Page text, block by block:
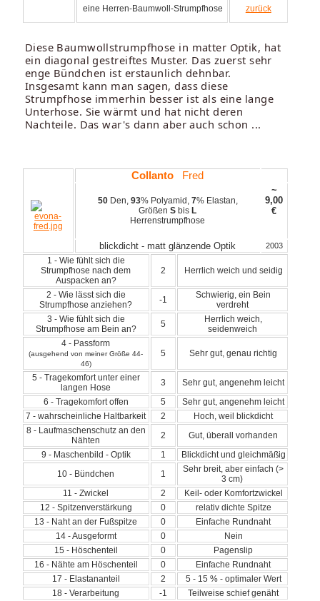
eine Herren-Baumwoll-Strumpfhose zurück
Diese Baumwollstrumpfhose in matter Optik, hat
ein diagonal gestreiftes Muster. Das zuerst sehr
enge Bündchen ist erstaunlich dehnbar.
Insgesamt kann man sagen, dass diese
Strumpfhose immerhin besser ist als eine lange
Unterhose. Sie wärmt und hat nicht deren
Nachteile. Das war's dann aber auch schon ...
Collanto Fred
50Den, 93% Polyamid, 7% Elastan,
GrößenS bisL
Herrenstrumpfhose
~
9,00
€
blickdicht - matt glänzende Optik 2003
1 - Wie fühlt sich die
Strumpfhose nach dem
Auspacken an?
2 Herrlich weich und seidig
2 - Wie lässt sich die
Strumpfhose anziehen?
-1
Schwierig, ein Bein
verdreht
3 - Wie fühlt sich die
Strumpfhose am Bein an?
5
Herrlich weich,
seidenweich
4 - Passform
(ausgehend von meiner Größe 44-
46)
5 Sehr gut, genau richtig
5 - Tragekomfort unter einer
langen Hose
3
Sehr gut, angenehm leicht
6 - Tragekomfort offen
5
Sehr gut, angenehm leicht
7 - wahrscheinliche Haltbarkeit
2
Hoch, weil blickdicht
8 - Laufmaschenschutz an den
Nähten
2
Gut, überall vorhanden
9 - Maschenbild - Optik
1
Blickdicht und gleichmäßig
10 - Bündchen
1
Sehr breit, aber einfach (>
3 cm)
11 - Zwickel
2
Keil- oder Komfortzwickel
12 - Spitzenverstärkung
0
relativ dichte Spitze
13 - Naht an der Fußspitze
0
Einfache Rundnaht
14 - Ausgeformt
0
Nein
15 - Höschenteil
0
Pagenslip
16 - Nähte am Höschenteil
0
Einfache Rundnaht
17 - Elastananteil
2
5 - 15 % - optimaler Wert
18 - Verarbeitung
-1
Teilweise schief genäht